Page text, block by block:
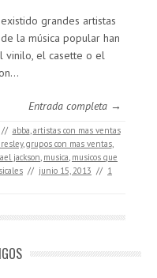
grandes artistas
la música popular han
vinilo, el casette o el
Entrada completa →
// abba,artistas con mas ventas
,grupos con mas ventas,
jackson, musica, musicos que
// junio 15, 2013 // 1